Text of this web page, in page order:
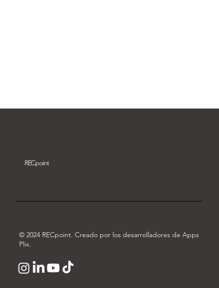
RECpoint
© 2024 RECpoint. Creado por los desarrolladores de Apps
Plix.